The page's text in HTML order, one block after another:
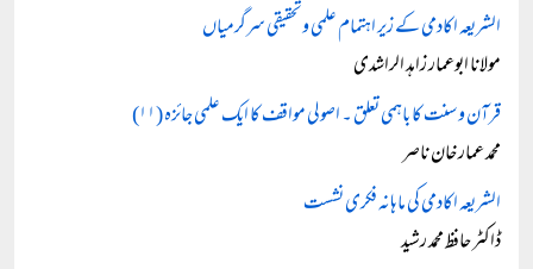
الشریعہ اکادمی کے زیر اہتمام علمی وتحقیقی سرگرمیاں
مولانا ابوعمار زاہد الراشدی
قرآن و سنت کا باہمی تعلق ۔ اصولی مواقف کا ایک علمی جائزہ (۱۱)
محمد عمار خان ناصر
الشریعہ اکادمی کی ماہانہ فکری نشست
ڈاکٹر حافظ محمد رشید